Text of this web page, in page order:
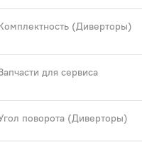
(Диверторы)
для сервиса
поворота (Диверторы)